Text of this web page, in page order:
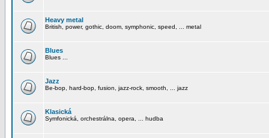
Heavy metal
British, power, gothic, doom, symphonic, speed, ... metal
Blues
Blues ...
Jazz
Be-bop, hard-bop, fusion, jazz-rock, smooth, ... jazz
Klasická
Symfonická, orchestrálna, opera, ... hudba